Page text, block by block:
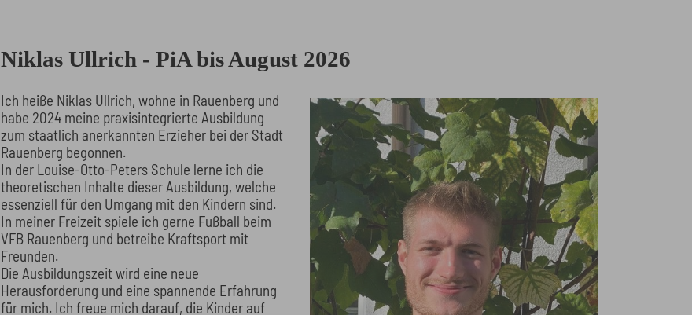
Niklas Ullrich - PiA bis August 2026
Ich heiße Niklas Ullrich, wohne in Rauenberg und
habe 2024 meine praxisintegrierte Ausbildung
zum staatlich anerkannten Erzieher bei der Stadt
Rauenberg begonnen.
In der Louise-Otto-Peters Schule lerne ich die
theoretischen Inhalte dieser Ausbildung, welche
essenziell für den Umgang mit den Kindern sind.
In meiner Freizeit spiele ich gerne Fußball beim
VFB Rauenberg und betreibe Kraftsport mit
Freunden.
Die Ausbildungszeit wird eine neue
Herausforderung und eine spannende Erfahrung
für mich. Ich freue mich darauf, die Kinder auf